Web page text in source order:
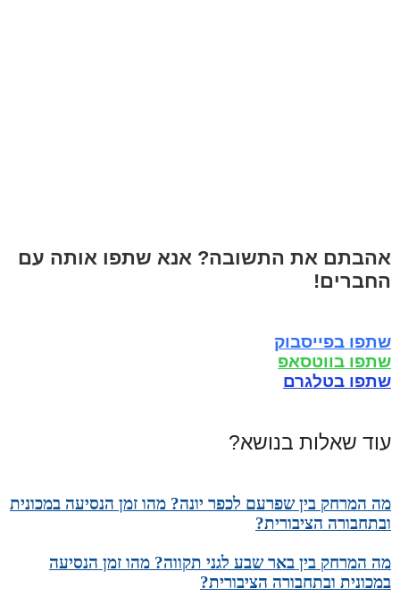
אהבתם את התשובה? אנא שתפו אותה עם
החברים!
שתפו בפייסבוק
שתפו בווטסאפ
שתפו בטלגרם
עוד שאלות בנושא?
מה המרחק בין שפרעם לכפר יונה? מהו זמן הנסיעה במכונית
ובתחבורה הציבורית?
מה המרחק בין באר שבע לגני תקווה? מהו זמן הנסיעה
במכונית ובתחבורה הציבורית?